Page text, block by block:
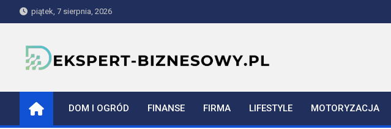
to
piątek, 7 sierpnia, 2026
ekspert-biznesowy.pl
DOM I OGRÓD FINANSE FIRMA LIFESTYLE MOTORYZACJA